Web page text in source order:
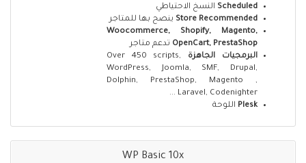
Scheduled النسخ الاحتياطي
Store Recommended ينصح بها للمتاجر
Woocommerce, Shopify, Magento,
OpenCart, PrestaShop تدعم متاجر
البرمجيات الجاهزة
Over 450 scripts,
WordPress, Joomla, SMF, Drupal,
Dolphin, PrestaShop, Magento ,
Laravel, Codenighter ...
Plesk اللوحة
WP Basic 10x